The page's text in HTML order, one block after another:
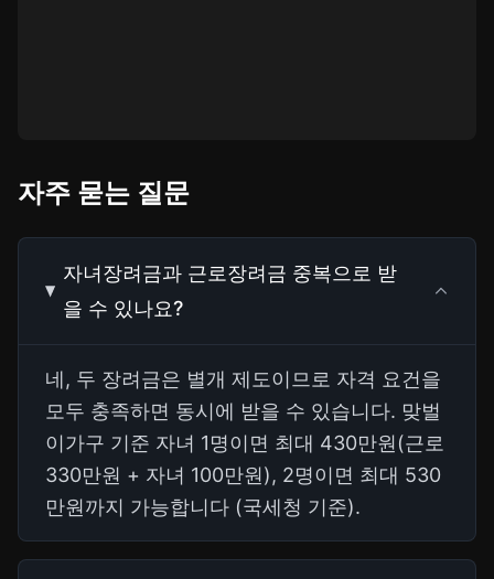
자주 묻는 질문
자녀장려금과 근로장려금 중복으로 받
을 수 있나요?
네, 두 장려금은 별개 제도이므로 자격 요건을
모두 충족하면 동시에 받을 수 있습니다. 맞벌
이가구 기준 자녀 1명이면 최대 430만원(근로
330만원 + 자녀 100만원), 2명이면 최대 530
만원까지 가능합니다 (국세청 기준).